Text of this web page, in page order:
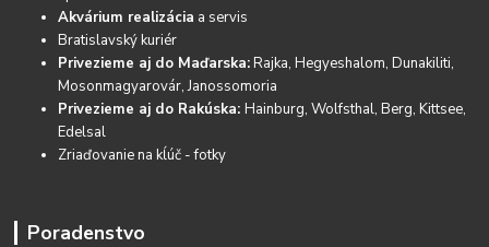
Akvárium realizácia a servis
Bratislavský kuriér
Privezieme aj do Maďarska:Rajka, Hegyeshalom, Dunakiliti,
Mosonmagyarovár, Janossomoria
Privezieme aj do Rakúska:Hainburg, Wolfsthal, Berg, Kittsee,
Edelsal
Zriaďovanie na kĺúč - fotky
Poradenstvo